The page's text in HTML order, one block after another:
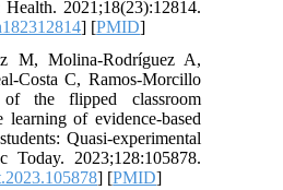
Environ Res Public Health.
[DOI:10.3390/ijerph182312814
20. Ruzafa-Martínez M, Molina-
Pérez-Muñoz V, Leal-Costa C,
AJ. Effectiveness of the flipped
methodology on the learning of
practice of nursing students: Quasi-
design. Nurse Educ Today.
[DOI:10.1016/j.nedt.2023.105878